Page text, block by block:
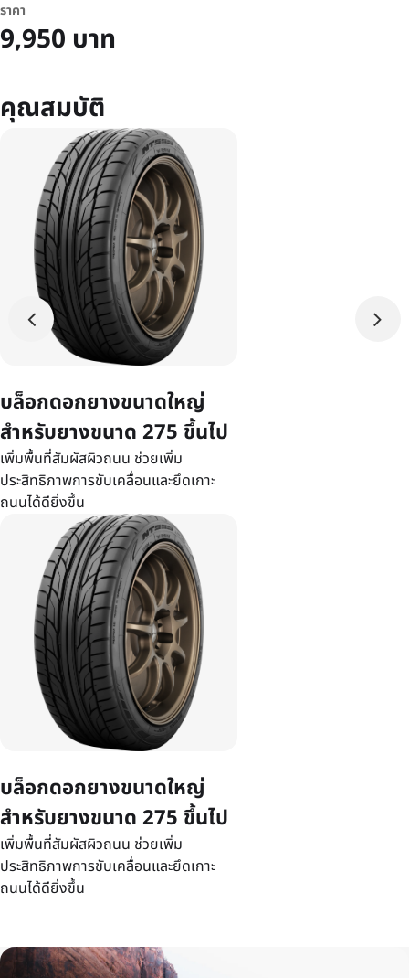
ราคา
9,950 บาท
คุณสมบัติ
บล็อกดอกยางขนาดใหญ่
สำหรับยางขนาด 275 ขึ้นไป
เพิ่มพื้นที่สัมผัสผิวถนน ช่วยเพิ่ม
ประสิทธิภาพการขับเคลื่อนและยึดเกาะ
ถนนได้ดียิ่งขึ้น
บล็อกดอกยางขนาดใหญ่
สำหรับยางขนาด 275 ขึ้นไป
เพิ่มพื้นที่สัมผัสผิวถนน ช่วยเพิ่ม
ประสิทธิภาพการขับเคลื่อนและยึดเกาะ
ถนนได้ดียิ่งขึ้น